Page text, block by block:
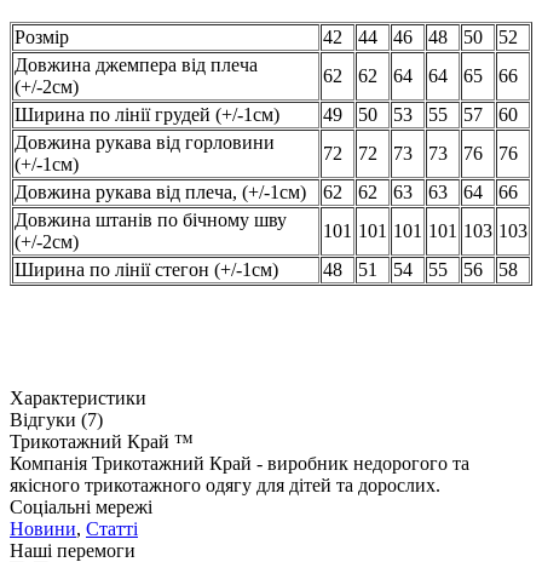
Розмір 42 44 46 48 50
52
Довжина джемпера від плеча
(+/-2см)
62 62 64 64 65
66
Ширина по лінії грудей (+/-1см)
49 50 53 55 57
60
Довжина рукава від горловини
(+/-1см)
72 72 73 73 76
76
Довжина рукава від плеча, (+/-1см)
62 62 63 63 64
66
Довжина штанів по бічному шву
(+/-2см)
101 101 101 101 103 103
Ширина по лінії стегон (+/-1см)
48 51 54 55 56 58
Характеристики
Відгуки (7)
Трикотажний Край ™
Компанія Трикотажний Край - виробник недорогого та
якісного трикотажного одягу для дітей та дорослих.
Соціальні мережі
Новини, Статті
Наші перемоги